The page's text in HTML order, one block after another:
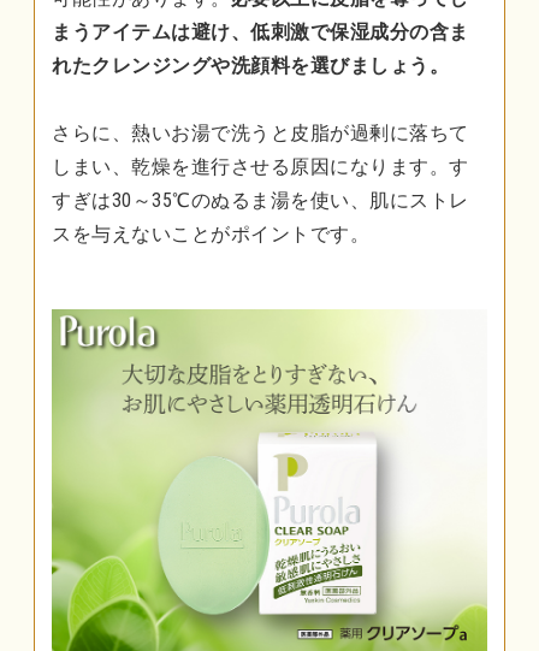
まうアイテムは避け、低刺激で保湿成分の含ま
れたクレンジングや洗顔料を選びましょう。
さらに、熱いお湯で洗うと皮脂が過剰に落ちて
しまい、乾燥を進行させる原因になります。す
すぎは30～35℃のぬるま湯を使い、肌にストレ
スを与えないことがポイントです。